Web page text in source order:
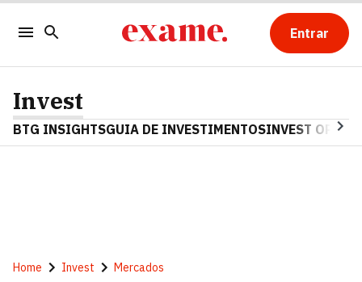
Entrar
Invest
BTG INSIGHTSGUIA DE INVESTIMENTOSINVEST OPINA
Home Invest Mercados